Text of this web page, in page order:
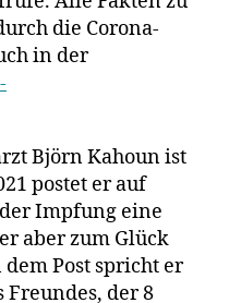
Appell
selbst
die Corona-
in der
Björn Kahoun ist
postet er auf
Impfung eine
aber zum Glück
Post spricht er
Freundes, der 8